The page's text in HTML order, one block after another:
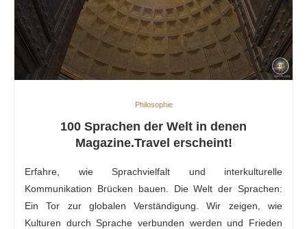
Philosophie
100 Sprachen der Welt in denen
Magazine.Travel erscheint!
Erfahre, wie Sprachvielfalt und interkulturelle
Kommunikation Brücken bauen. Die Welt der Sprachen:
Ein Tor zur globalen Verständigung. Wir zeigen, wie
Kulturen durch Sprache verbunden werden und Frieden